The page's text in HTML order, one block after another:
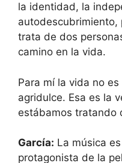
la identidad, la
autodescubrimiento,
trata de dos
camino en la vida.
Para mí la vida no
agridulce. Esa es la
estábamos tratando
García: La música
protagonista de la